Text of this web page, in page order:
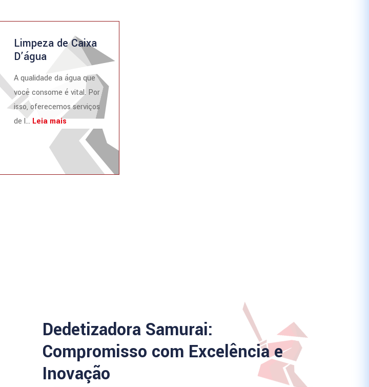
Limpeza de Caixa
D’água
A qualidade da água que
você consome é vital. Por
isso, oferecemos serviços
de l... Leia mais
Dedetizadora Samurai:
Compromisso com Excelência e
Inovação